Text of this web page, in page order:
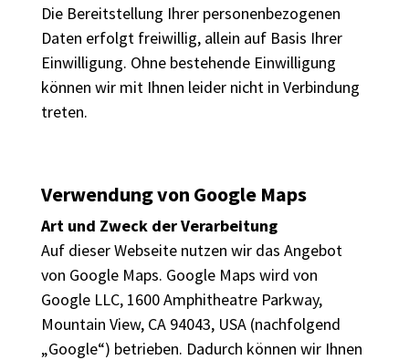
Die Bereitstellung Ihrer personenbezogenen
Daten erfolgt freiwillig, allein auf Basis Ihrer
Einwilligung. Ohne bestehende Einwilligung
können wir mit Ihnen leider nicht in Verbindung
treten.
Verwendung von Google Maps
Art und Zweck der Verarbeitung
Auf dieser Webseite nutzen wir das Angebot
von Google Maps. Google Maps wird von
Google LLC, 1600 Amphitheatre Parkway,
Mountain View, CA 94043, USA (nachfolgend
„Google“) betrieben. Dadurch können wir Ihnen